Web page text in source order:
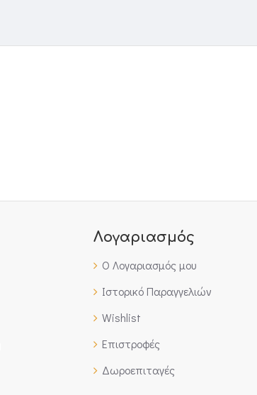
Λογαριασμός
Ο Λογαριασμός μου
Ιστορικό Παραγγελιών
Wishlist
Επιστροφές
Δωροεπιταγές